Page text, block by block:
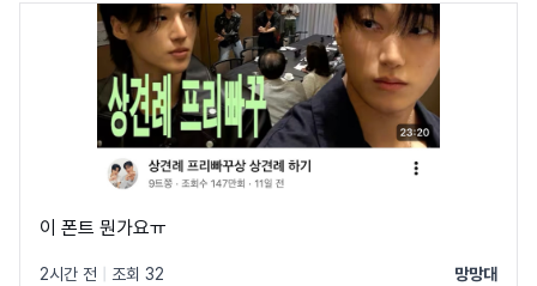
이 폰트 뭔가요ㅠ
2시간 전 조회 32 망망대